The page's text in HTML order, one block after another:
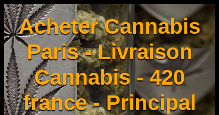
Acheter Cannabis
Paris - Livraison
Cannabis - 420
france - Principal